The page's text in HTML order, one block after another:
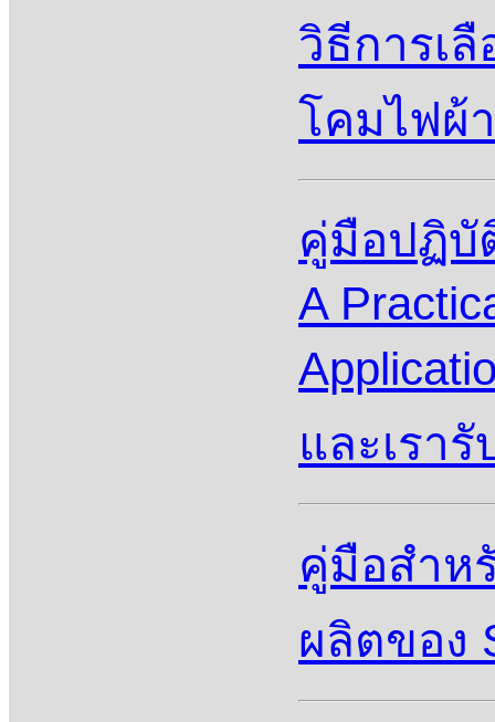
วิธีการเ
โคมไฟผ้
คู่มือปฏิบั
A
และเรา
คู่มือสําห
ผลิตของ